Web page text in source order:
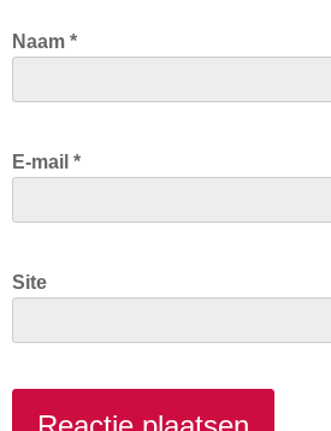
Naam *
E-mail *
Site